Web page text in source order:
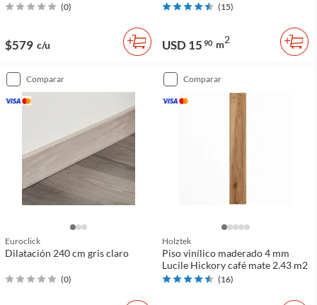
(0)
$579 c/u
(15)
USD 15 90 m2
comparar
Euroclick
Dilatación 240 cm gris claro
(0)
comparar
Holztek
Piso vinílico maderado 4 mm
Lucile Hickory café mate 2.43 m2
(16)